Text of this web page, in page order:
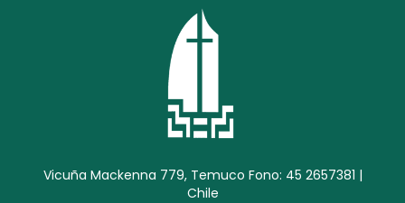
Vicuña Mackenna 779, Temuco Fono: 45 2657381 |
Chile